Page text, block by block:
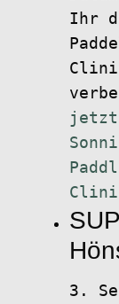
Ihr
jetzt
3.